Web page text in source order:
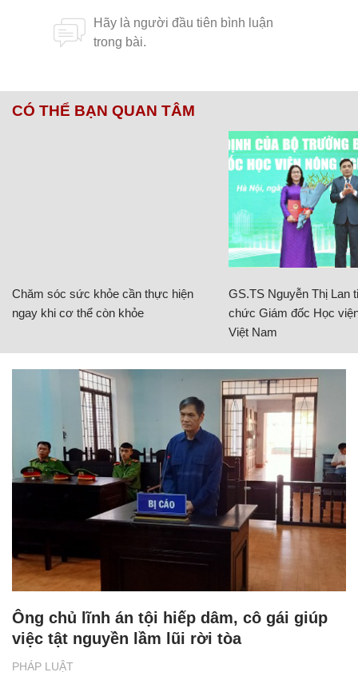
CÓ THỂ BẠN QUAN TÂM
Chăm sóc sức khỏe cần thực hiện
ngay khi cơ thể còn khỏe
GS.TS Nguyễn Thị Lan
chức Giám đốc Học
Việt Nam
PHÁP LUẬT
Ông chủ lĩnh án tội hiếp dâm, cô gái giúp
việc tật nguyền lầm lũi rời tòa